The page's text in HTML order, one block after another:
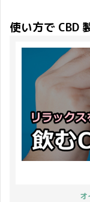
考慮したうえで
画を改めてご報
ます。 ご出展
運営協力を賜り
べての皆さまへ
うな結果となり
とを衷心よりお
上げますととも
び使われますが
正確な由来は不
とはいえ、世界
National Weed
て、麻のことを
み、お祝いしな
麻と一緒に楽し
回のお祭りです
CBDMANiA でも
「HAPPY420
ェス2022~」と
て、採算度外視
使い方で CBD
オ